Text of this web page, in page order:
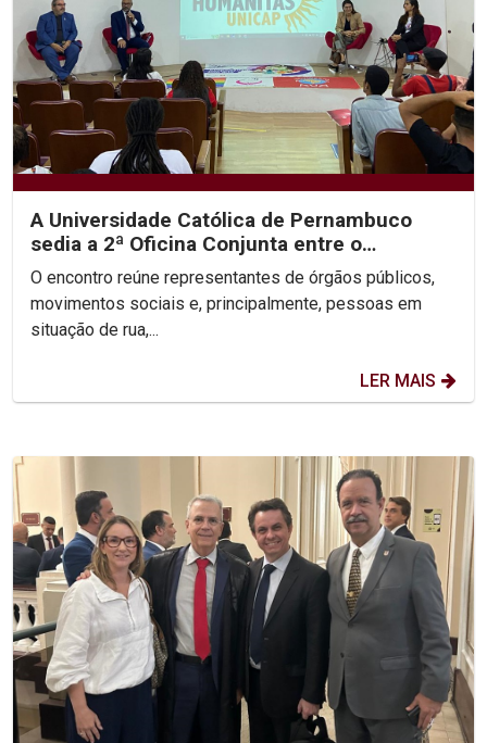
A Universidade Católica de Pernambuco
sedia a 2ª Oficina Conjunta entre o
Ministério Público, a...
O encontro reúne representantes de órgãos públicos,
movimentos sociais e, principalmente, pessoas em
situação de rua,...
LER MAIS